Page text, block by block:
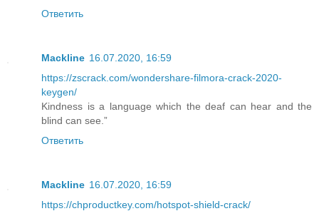
Ответить
Mackline 16.07.2020, 16:59
https://zscrack.com/wondershare-filmora-crack-2020-
keygen/
Kindness is a language which the deaf can hear and the
blind can see.”
Ответить
Mackline 16.07.2020, 16:59
https://chproductkey.com/hotspot-shield-crack/